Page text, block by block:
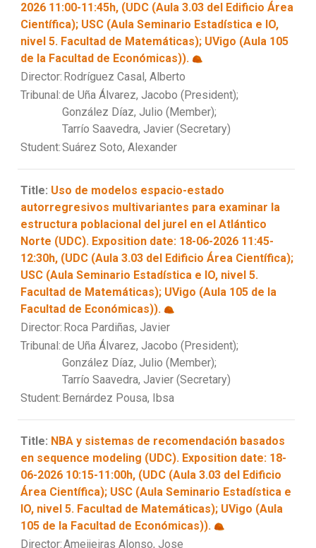
2026 11:00-11:45h, (UDC (Aula 3.03 del Edificio Área
Científica); USC (Aula Seminario Estadística e IO,
nivel 5. Facultad de Matemáticas); UVigo (Aula 105
de la Facultad de Económicas)).
Director: Rodríguez Casal, Alberto
Tribunal:de Uña Álvarez, Jacobo (President);
González Díaz, Julio (Member);
Tarrío Saavedra, Javier (Secretary)
Student:Suárez Soto, Alexander
Title: Uso de modelos espacio-estado
autorregresivos multivariantes para examinar la
estructura poblacional del jurel en el Atlántico
Norte (UDC). Exposition date: 18-06-2026 11:45-
12:30h, (UDC (Aula 3.03 del Edificio Área Científica);
USC (Aula Seminario Estadística e IO, nivel 5.
Facultad de Matemáticas); UVigo (Aula 105 de la
Facultad de Económicas)).
Director: Roca Pardiñas, Javier
Tribunal:de Uña Álvarez, Jacobo (President);
González Díaz, Julio (Member);
Tarrío Saavedra, Javier (Secretary)
Student: Bernárdez Pousa, Ibsa
Title: NBA y sistemas de recomendación basados
en sequence modeling (UDC). Exposition date: 18-
06-2026 10:15-11:00h, (UDC (Aula 3.03 del Edificio
Área Científica); USC (Aula Seminario Estadística e
IO, nivel 5. Facultad de Matemáticas); UVigo (Aula
105 de la Facultad de Económicas)).
Director:Ameijeiras Alonso, Jose